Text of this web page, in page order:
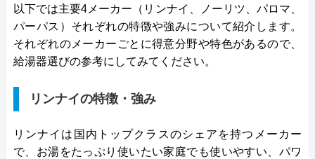
以下では主要4メーカー（リンナイ、ノーリツ、パロマ、
パーパス）それぞれの特徴や強みについて紹介します。
それぞれのメーカーごとに得意分野や特色があるので、
給湯器選びの参考にしてみてください。
リンナイの特徴・強み
リンナイは国内トップクラスのシェアを持つメーカー
で、お湯をたっぷり使いたい家庭でも使いやすい、パワ